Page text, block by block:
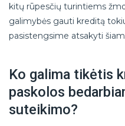
kitų rūpesčių turintiems
galimybės gauti kreditą
pasistengsime atsakyti
Ko galima tikėtis
paskolos
suteikimo?